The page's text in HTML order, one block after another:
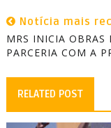
Notícia mais
MRS INICIA
PARCERIA COM A
RELATED POST